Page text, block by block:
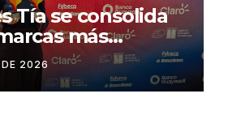
Tía se consolida
más
del Ecuador
2026